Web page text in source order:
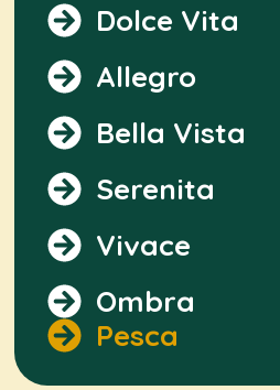
Dolce Vita
Allegro
Bella Vista
Serenita
Vivace
Ombra
Pesca